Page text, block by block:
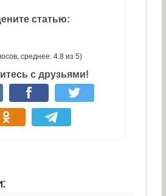
статью:
среднее: 4.8 из 5)
с друзьями!